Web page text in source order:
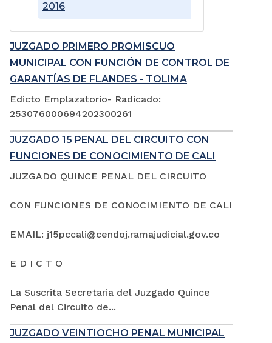
2016
JUZGADO PRIMERO PROMISCUO
MUNICIPAL CON FUNCIÓN DE CONTROL DE
GARANTÍAS DE FLANDES - TOLIMA
Edicto Emplazatorio- Radicado:
253076000694202300261
JUZGADO 15 PENAL DEL CIRCUITO CON
FUNCIONES DE CONOCIMIENTO DE CALI
JUZGADO QUINCE PENAL DEL CIRCUITO
CON FUNCIONES DE CONOCIMIENTO DE CALI
EMAIL: j15pccali@cendoj.ramajudicial.gov.co
E D I C T O
La Suscrita Secretaria del Juzgado Quince
Penal del Circuito de...
JUZGADO VEINTIOCHO PENAL MUNICIPAL